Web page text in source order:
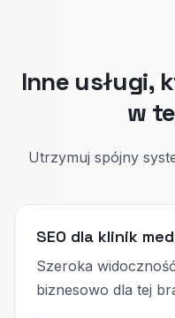
Inne usługi,
w
Utrzymuj spójny
SEO dla klinik
Szeroka
biznesowo dla tej